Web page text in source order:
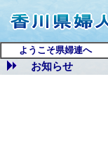
ようこそ県婦連へ
お知らせ